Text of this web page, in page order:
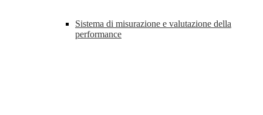
Sistema di misurazione e valutazione della
performance